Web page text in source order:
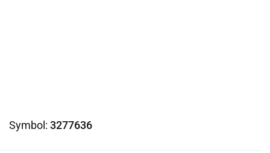
Symbol: 3277636